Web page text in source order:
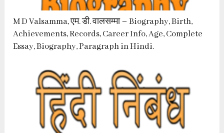
M D Valsamma, एम. डी. वालसम्मा – Biography, Birth,
Achievements, Records, Career Info, Age, Complete
Essay, Biography, Paragraph in Hindi.